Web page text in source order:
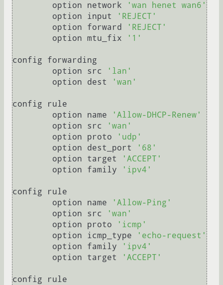
	option network
'wan henet wan6'
	option input
'REJECT'
	option forward
'REJECT'
	option mtu_fix
'1'
config forwarding
	option src
'lan'
	option dest
'wan'
config rule
	option name
'Allow-DHCP-Renew'
	option src
'wan'
	option proto
'udp'
	option dest_port
'68'
	option target
'ACCEPT'
	option family
'ipv4'
config rule
	option name
'Allow-Ping'
	option src
'wan'
	option proto
'icmp'
	option icmp_type
'echo-request'
	option family
'ipv4'
	option target
'ACCEPT'
config rule